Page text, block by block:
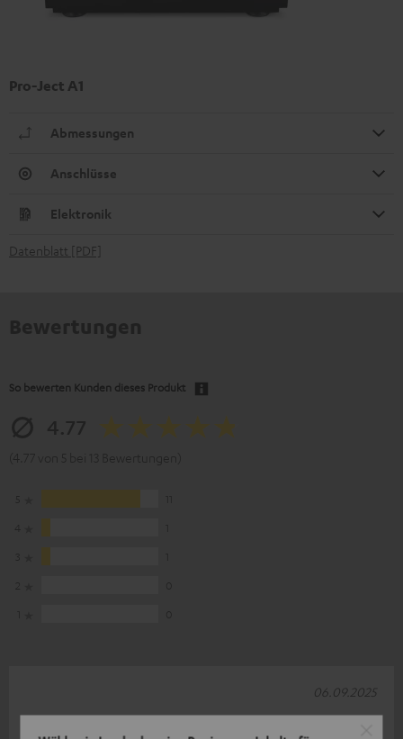
Pro-Ject A1
Abmessungen
Anschlüsse
Elektronik
Datenblatt [PDF]
So bewerten Kunden dieses Produkt
Einwandfrei
06.09.2025